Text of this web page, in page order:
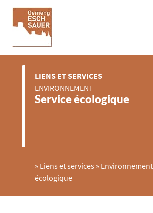
LIENS ET SERVICES
ENVIRONNEMENT
Service écologique
» Liens et services » Environnement
écologique